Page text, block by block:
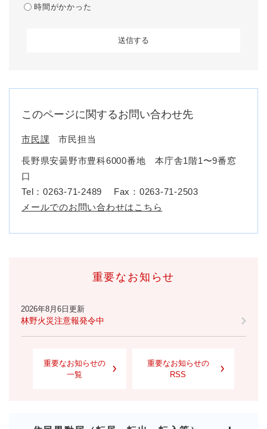
時間がかかった
このページに関するお問い合わせ先
市民課 市民担当
長野県安曇野市豊科6000番地 本庁舎1階1〜9番窓
口
Tel：0263-71-2489
Fax：0263-71-2503
メールでのお問い合わせはこちら
重要なお知らせ
2026年8月6日更新
林野火災注意報発令中
重要なお知らせの
一覧
重要なお知らせの
RSS